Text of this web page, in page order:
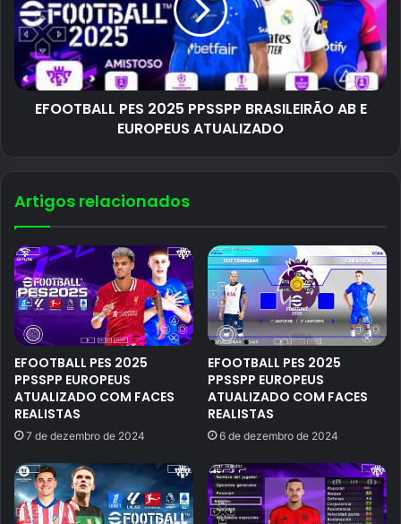
EFOOTBALL PES 2025 PPSSPP BRASILEIRÃO AB E
EUROPEUS ATUALIZADO
Artigos relacionados
EFOOTBALL PES 2025
PPSSPP EUROPEUS
ATUALIZADO COM FACES
REALISTAS
7 de dezembro de 2024
EFOOTBALL PES 2025
PPSSPP EUROPEUS
ATUALIZADO COM FACES
REALISTAS
6 de dezembro de 2024